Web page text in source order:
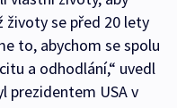
životy se před 20 lety
to, abychom se spolu
a odhodlání,“ uvedl
prezidentem USA v